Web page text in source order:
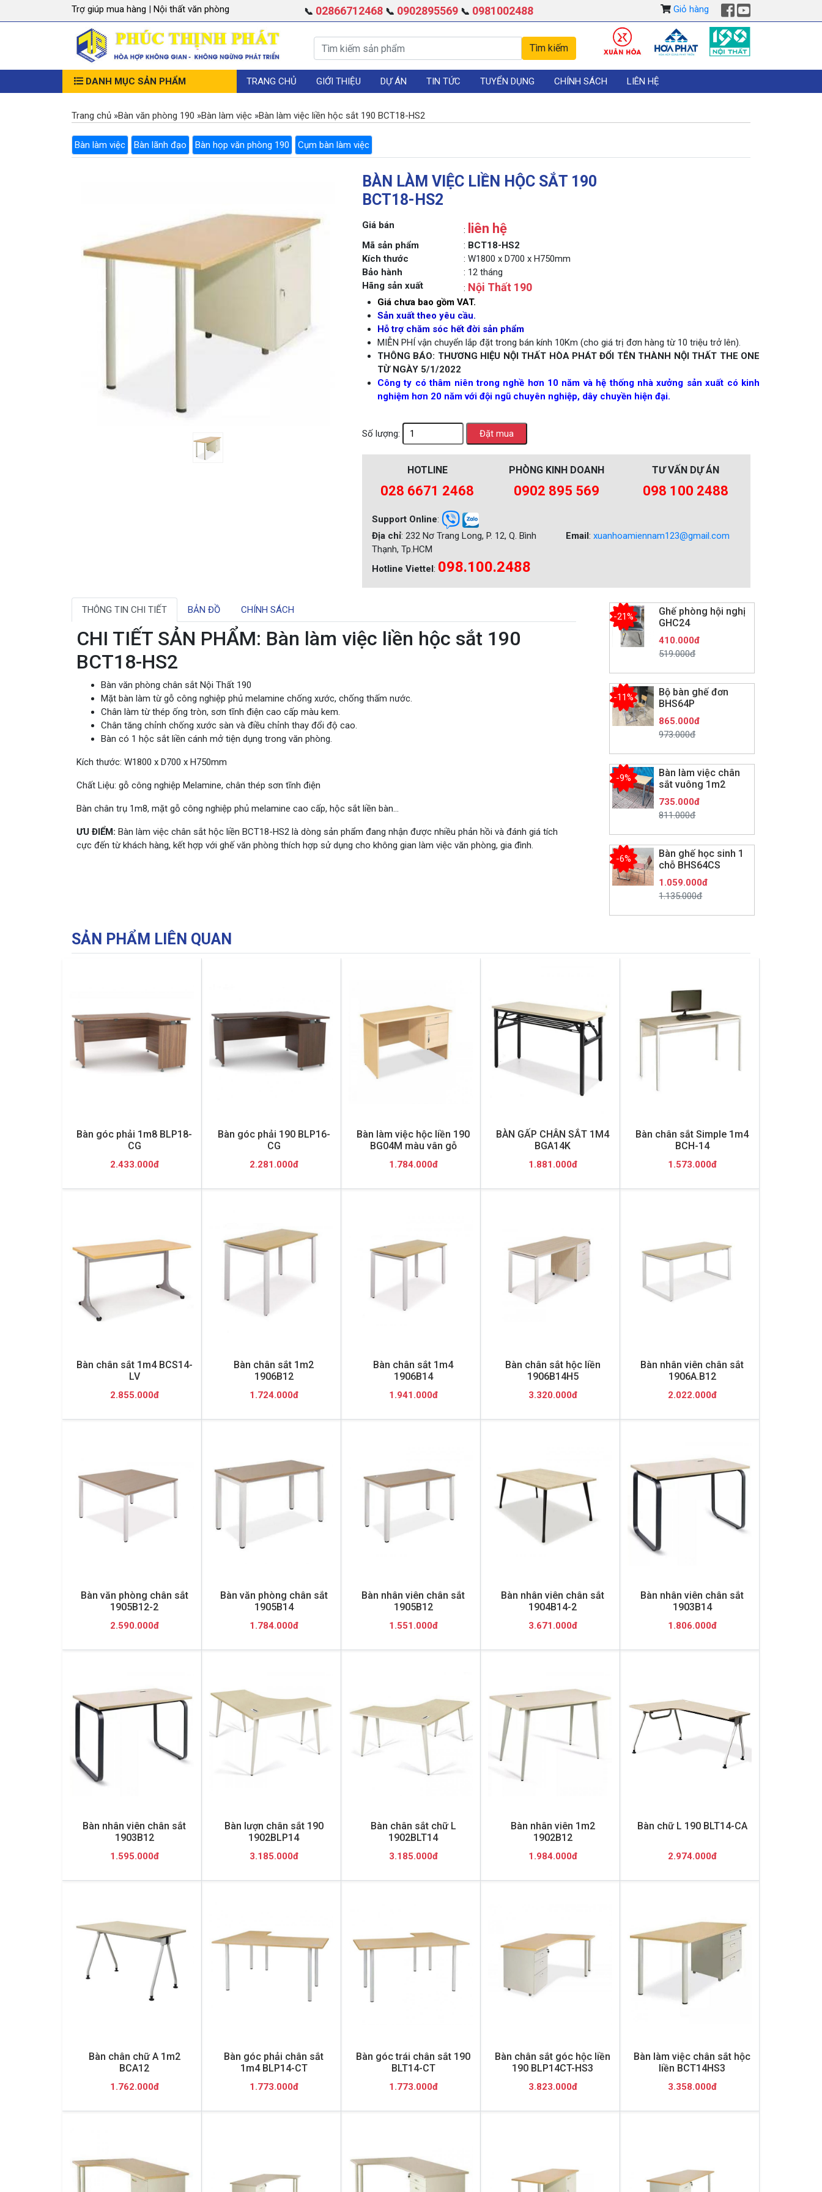
Trợ giúp mua hàng | Nội thất văn phòng 📞 02866712468 📞 0902895569 📞 0981002488 Giỏ hàng
DANH MỤC SẢN PHẨM TRANG CHỦ GIỚI THIỆU DỰ ÁN TIN TỨC TUYỂN DỤNG CHÍNH SÁCH LIÊN HỆ
Trang chủ »Bàn văn phòng 190 »Bàn làm việc »Bàn làm việc liền hộc sắt 190 BCT18-HS2
Bàn làm việc Bàn lãnh đạo Bàn họp văn phòng 190 Cụm bàn làm việc
BÀN LÀM VIỆC LIỀN HỘC SẮT 190
BCT18-HS2
Giá bán : liên hệ
Mã sản phẩm : BCT18-HS2
Kích thước
: W1800 x D700 x H750mm
Bảo hành
: 12 tháng
Hãng sản xuất
: Nội Thất 190
Giá chưa bao gồm VAT.
Sản xuất theo yêu cầu.
Hỗ trợ chăm sóc hết đời sản phẩm
MIỄN PHÍ vận chuyển lắp đặt trong bán kính 10Km (cho giá trị đơn hàng từ 10 triệu trở lên).
THÔNG BÁO: THƯƠNG HIỆU NỘI THẤT HÒA PHÁT ĐỔI TÊN THÀNH NỘI THẤT THE ONE
TỪ NGÀY 5/1/2022
Công ty có thâm niên trong nghề hơn 10 năm và hệ thống nhà xưởng sản xuất có kinh
nghiệm hơn 20 năm với đội ngũ chuyên nghiệp, dây chuyền hiện đại.
Số lượng:
HOTLINE
028 6671 2468
PHÒNG KINH DOANH
0902 895 569
TƯ VẤN DỰ ÁN
098 100 2488
Support Online:
Địa chỉ: 232 Nơ Trang Long, P. 12, Q. Bình
Thạnh, Tp.HCM
Hotline Viettel: 098.100.2488
Email: xuanhoamiennam123@gmail.com
THÔNG TIN CHI TIẾT BẢN ĐỒ CHÍNH SÁCH
CHI TIẾT SẢN PHẨM: Bàn làm việc liền hộc sắt 190
BCT18-HS2
Bàn văn phòng chân sắt Nội Thất 190
Mặt bàn làm từ gỗ công nghiệp phủ melamine chống xước, chống thấm nước.
Chân làm từ thép ống tròn, sơn tĩnh điện cao cấp màu kem.
Chân tăng chỉnh chống xước sàn và điều chỉnh thay đổi độ cao.
Bàn có 1 hộc sắt liền cánh mở tiện dụng trong văn phòng.
Kích thước: W1800 x D700 x H750mm
Chất Liệu: gỗ công nghiệp Melamine, chân thép sơn tĩnh điện
Bàn chân trụ 1m8, mặt gỗ công nghiệp phủ melamine cao cấp, hộc sắt liền bàn…
ƯU ĐIỂM: Bàn làm việc chân sắt hộc liền BCT18-HS2 là dòng sản phẩm đang nhận được nhiều phản hồi và đánh giá tích
cực đến từ khách hàng, kết hợp với ghế văn phòng thích hợp sử dụng cho không gian làm việc văn phòng, gia đình.
Ghế phòng hội nghị
GHC24
-21%
410.000đ
519.000đ
Bộ bàn ghế đơn
BHS64P
-11%
865.000đ
973.000đ
Bàn làm việc chân
sắt vuông 1m2
-9%
735.000đ
811.000đ
Bàn ghế học sinh 1
chỗ BHS64CS
-6%
1.059.000đ
1.135.000đ
SẢN PHẨM LIÊN QUAN
Bàn góc phải 1m8 BLP18-
CG
2.433.000đ
Bàn góc phải 190 BLP16-
CG
2.281.000đ
Bàn làm việc hộc liền 190
BG04M màu vân gỗ
1.784.000đ
BÀN GẤP CHÂN SẮT 1M4
BGA14K
1.881.000đ
Bàn chân sắt Simple 1m4
BCH-14
1.573.000đ
Bàn chân sắt 1m4 BCS14-
LV
2.855.000đ
Bàn chân sắt 1m2
1906B12
1.724.000đ
Bàn chân sắt 1m4
1906B14
1.941.000đ
Bàn chân sắt hộc liền
1906B14H5
3.320.000đ
Bàn nhân viên chân sắt
1906A.B12
2.022.000đ
Bàn văn phòng chân sắt
1905B12-2
2.590.000đ
Bàn văn phòng chân sắt
1905B14
1.784.000đ
Bàn nhân viên chân sắt
1905B12
1.551.000đ
Bàn nhân viên chân sắt
1904B14-2
3.671.000đ
Bàn nhân viên chân sắt
1903B14
1.806.000đ
Bàn nhân viên chân sắt
1903B12
1.595.000đ
Bàn lượn chân sắt 190
1902BLP14
3.185.000đ
Bàn chân sắt chữ L
1902BLT14
3.185.000đ
Bàn nhân viên 1m2
1902B12
1.984.000đ
Bàn chữ L 190 BLT14-CA
2.974.000đ
Bàn chân chữ A 1m2
BCA12
1.762.000đ
Bàn góc phải chân sắt
1m4 BLP14-CT
1.773.000đ
Bàn góc trái chân sắt 190
BLT14-CT
1.773.000đ
Bàn chân sắt góc hộc liền
190 BLP14CT-HS3
3.823.000đ
Bàn làm việc chân sắt hộc
liền BCT14HS3
3.358.000đ